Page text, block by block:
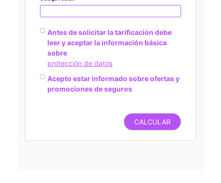
Antes de solicitar la tarificación debe
leer y aceptar la información básica
sobre
protección de datos
Acepto estar informado sobre ofertas y
promociones de seguros
CALCULAR